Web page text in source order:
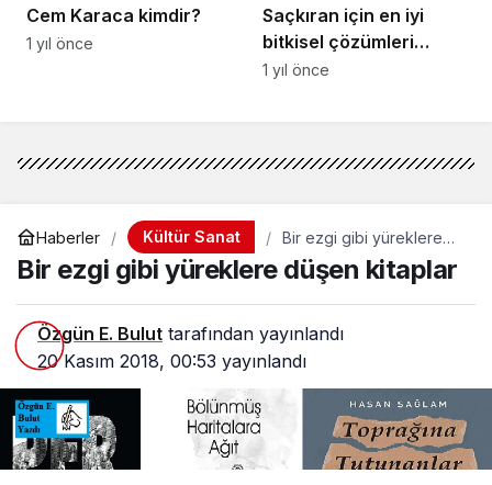
Cem Karaca kimdir?
1 yıl önce
Saçkıran için en iyi
bitkisel çözümleri
biliyor musunuz?
1 yıl önce
Haberler Kültür Sanat
Bir ezgi gibi yüreklere
düşen kitaplar
Bir ezgi gibi yüreklere düşen kitaplar
Özgün E. Bulut tarafından yayınlandı
20 Kasım 2018, 00:53 yayınlandı